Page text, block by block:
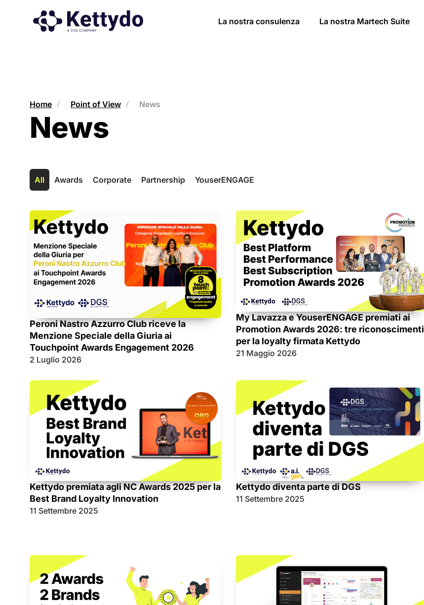
La nostra consulenza La nostra Martech Suite
Home Point of View News
News
Awards Corporate Partnership YouserENGAGE
All
Peroni Nastro Azzurro Club riceve la
Menzione Speciale della Giuria ai
Touchpoint Awards Engagement 2026
2 Luglio 2026
My Lavazza e YouserENGAGE premiati ai
Promotion Awards 2026: tre riconoscimenti
per la loyalty firmata Kettydo
21 Maggio 2026
Kettydo premiata agli NC Awards 2025 per la
Best Brand Loyalty Innovation
11 Settembre 2025
Kettydo diventa parte di DGS
11 Settembre 2025